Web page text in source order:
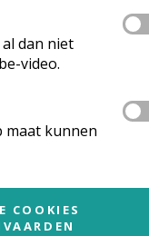
de info- en
komtmeevieren
rond privacy
zelf) wordt
bij u thuis enkele
dan niet
video.
maat kunnen
COOKIES